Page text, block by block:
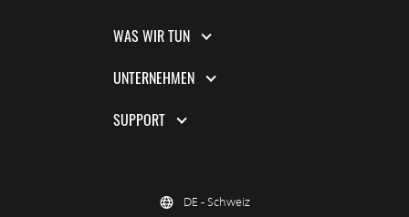
WAS WIR TUN
UNTERNEHMEN
SUPPORT
DE - Schweiz